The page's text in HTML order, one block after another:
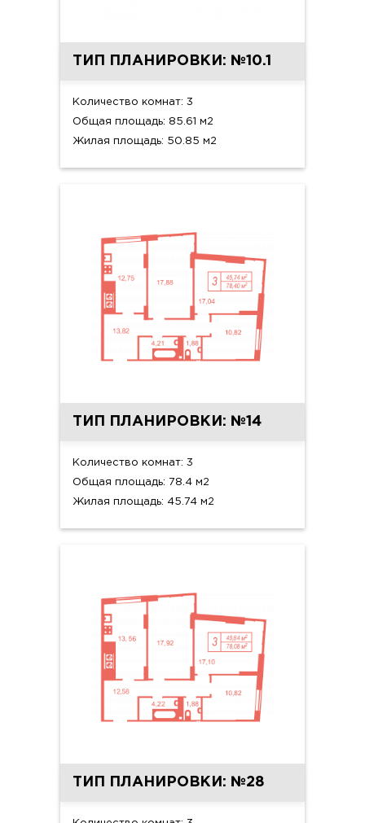
ТИП ПЛАНИРОВКИ: №10.1
Количество комнат: 3
Общая площадь: 85.61 м2
Жилая площадь: 50.85 м2
ТИП ПЛАНИРОВКИ: №14
Количество комнат: 3
Общая площадь: 78.4 м2
Жилая площадь: 45.74 м2
ТИП ПЛАНИРОВКИ: №28